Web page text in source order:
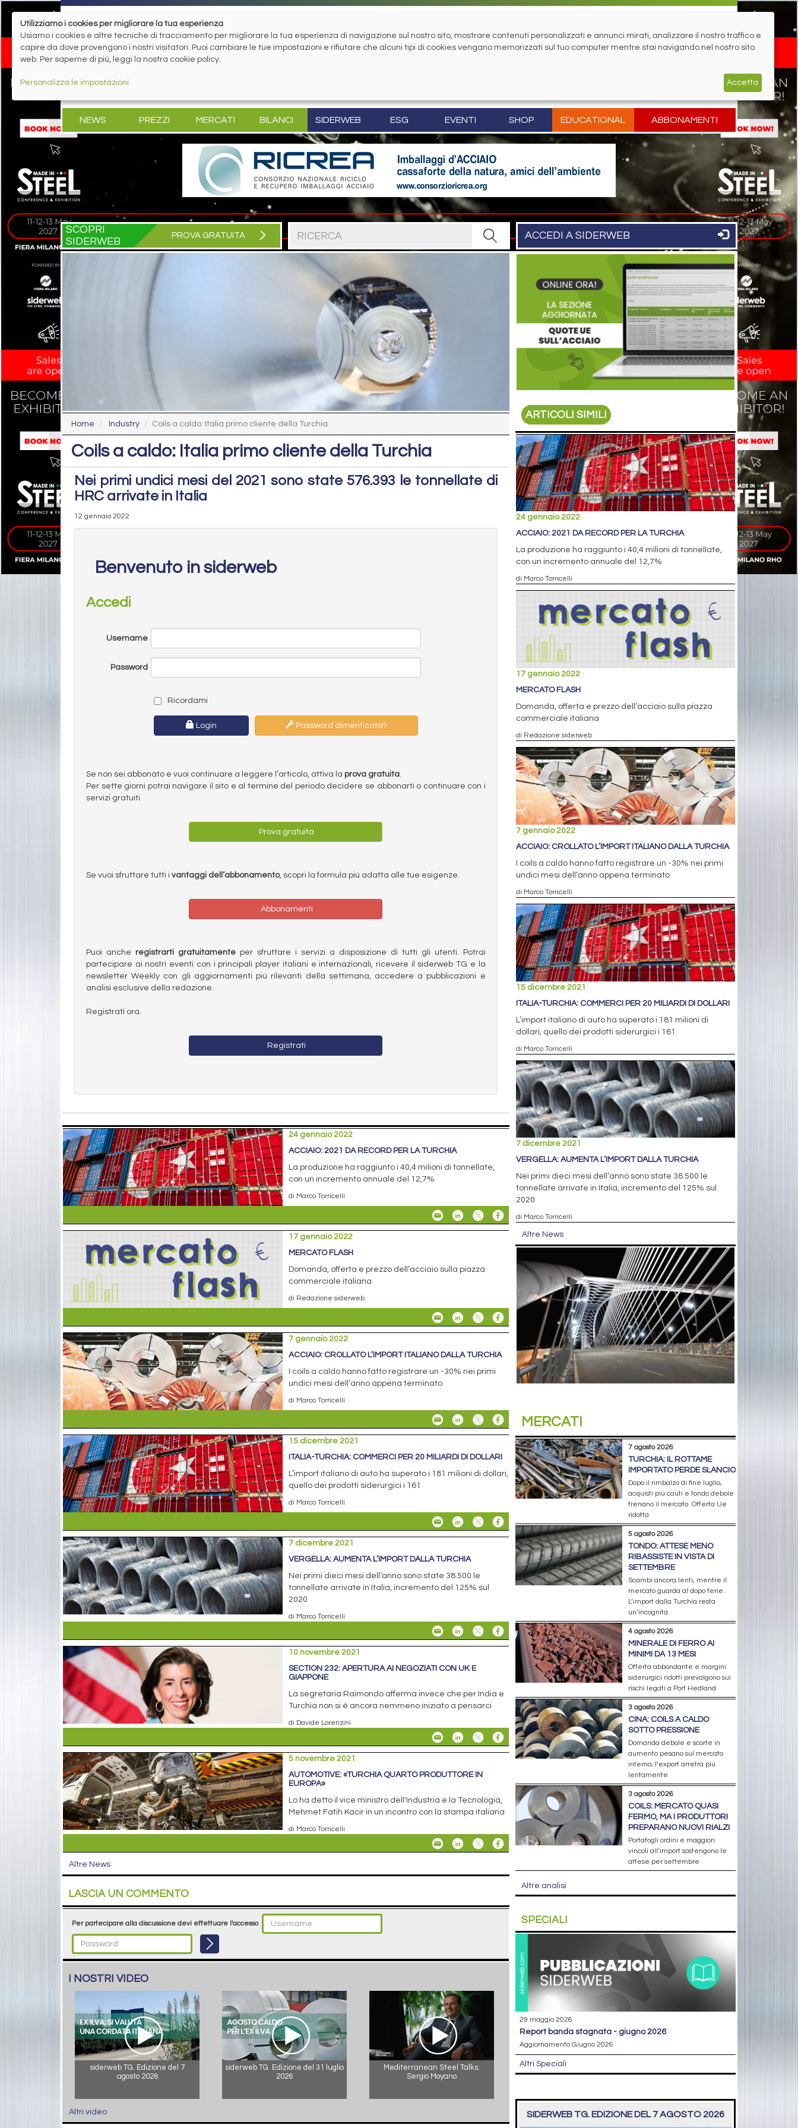
NEWS PREZZI MERCATI BILANCI SIDERWEB ESG EVENTI SHOP EDUCATIONAL ABBONAMENTI
SCOPRI
SIDERWEB
PROVA GRATUITA ACCEDI A SIDERWEB
Home Industry Coils a caldo: Italia primo cliente della Turchia
Coils a caldo: Italia primo cliente della Turchia
Nei primi undici mesi del 2021 sono state 576.393 le tonnellate di
HRC arrivate in Italia
12 gennaio 2022
Benvenuto in siderweb
Accedi
Username
Password
Ricordami
Login Password dimenticata?
Se non sei abbonato e vuoi continuare a leggere l’articolo, attiva la prova gratuita.
Per sette giorni potrai navigare il sito e al termine del periodo decidere se abbonarti o continuare con i
servizi gratuiti.
Prova gratuita
Se vuoi sfruttare tutti i vantaggi dell’abbonamento, scopri la formula più adatta alle tue esigenze.
Abbonamenti
Puoi anche registrarti gratuitamenteper sfruttare i servizi a disposizione di tutti gli utenti. Potrai
partecipare ai nostri eventi con i principali player italiani e internazionali, ricevere il siderweb TG e la
newsletter Weekly con gli aggiornamenti più rilevanti della settimana, accedere a pubblicazioni e
analisi esclusive della redazione.
Registrati ora.
Registrati
24 gennaio 2022
ACCIAIO: 2021 DA RECORD PER LA TURCHIA
La produzione ha raggiunto i 40,4 milioni di tonnellate,
con un incremento annuale del 12,7%
di Marco Torricelli
17 gennaio 2022
MERCATO FLASH
Domanda, offerta e prezzo dell’acciaio sulla piazza
commerciale italiana
di Redazione siderweb
7 gennaio 2022
ACCIAIO: CROLLATO L’IMPORT ITALIANO DALLA TURCHIA
I coils a caldo hanno fatto registrare un -30% nei primi
undici mesi dell’anno appena terminato
di Marco Torricelli
15 dicembre 2021
ITALIA-TURCHIA: COMMERCI PER 20 MILIARDI DI DOLLARI
L’import italiano di auto ha superato i 181 milioni di dollari,
quello dei prodotti siderurgici i 161
di Marco Torricelli
7 dicembre 2021
VERGELLA: AUMENTA L’IMPORT DALLA TURCHIA
Nei primi dieci mesi dell’anno sono state 38.500 le
tonnellate arrivate in Italia, incremento del 125% sul
2020
di Marco Torricelli
10 novembre 2021
SECTION 232: APERTURA AI NEGOZIATI CON UK E
GIAPPONE
La segretaria Raimondo afferma invece che per India e
Turchia non si è ancora nemmeno iniziato a pensarci
di Davide Lorenzini
5 novembre 2021
AUTOMOTIVE: «TURCHIA QUARTO PRODUTTORE IN
EUROPA»
Lo ha detto il vice ministro dell'Industria e la Tecnologia,
Mehmet Fatih Kacir in un incontro con la stampa italiana
di Marco Torricelli
Altre News
LASCIA UN COMMENTO
Per partecipare alla discussione devi effettuare l'accesso
I NOSTRI VIDEO
siderweb TG. Edizione del 7
agosto 2026
siderweb TG. Edizione del 31 luglio
2026
Mediterranean Steel Talks:
Sergio Moyano
Altri video
ARTICOLI SIMILI
24 gennaio 2022
ACCIAIO: 2021 DA RECORD PER LA TURCHIA
La produzione ha raggiunto i 40,4 milioni di tonnellate,
con un incremento annuale del 12,7%
di Marco Torricelli
17 gennaio 2022
MERCATO FLASH
Domanda, offerta e prezzo dell’acciaio sulla piazza
commerciale italiana
di Redazione siderweb
7 gennaio 2022
ACCIAIO: CROLLATO L’IMPORT ITALIANO DALLA TURCHIA
I coils a caldo hanno fatto registrare un -30% nei primi
undici mesi dell’anno appena terminato
di Marco Torricelli
15 dicembre 2021
ITALIA-TURCHIA: COMMERCI PER 20 MILIARDI DI DOLLARI
L’import italiano di auto ha superato i 181 milioni di
dollari, quello dei prodotti siderurgici i 161
di Marco Torricelli
7 dicembre 2021
VERGELLA: AUMENTA L’IMPORT DALLA TURCHIA
Nei primi dieci mesi dell’anno sono state 38.500 le
tonnellate arrivate in Italia, incremento del 125% sul
2020
di Marco Torricelli
Altre News
MERCATI
7 agosto 2026
TURCHIA: IL ROTTAME
IMPORTATO PERDE SLANCIO
Dopo il rimbalzo di fine luglio,
acquisti più cauti e tondo debole
frenano il mercato. Offerta Ue
ridotta
5 agosto 2026
TONDO: ATTESE MENO
RIBASSISTE IN VISTA DI
SETTEMBRE
Scambi ancora lenti, mentre il
mercato guarda al dopo ferie.
L’import dalla Turchia resta
un’incognita
4 agosto 2026
MINERALE DI FERRO AI
MINIMI DA 13 MESI
Offerta abbondante e margini
siderurgici ridotti prevalgono sui
rischi legati a Port Hedland
3 agosto 2026
CINA: COILS A CALDO
SOTTO PRESSIONE
Domanda debole e scorte in
aumento pesano sul mercato
interno; l’export arretra più
lentamente
3 agosto 2026
COILS: MERCATO QUASI
FERMO, MA I PRODUTTORI
PREPARANO NUOVI RIALZI
Portafogli ordini e maggiori
vincoli all’import sostengono le
attese per settembre
Altre analisi
SPECIALI
29 maggio 2026
report banda stagnata - giugno 2026
Aggiornamento Giugno 2026
Altri Speciali
SIDERWEB TG. EDIZIONE DEL 7 AGOSTO 2026
Utilizziamo i cookies per migliorare la tua esperienza
Usiamo i cookies e altre tecniche di tracciamento per migliorare la tua esperienza di navigazione sul nostro sito, mostrare contenuti personalizzati e annunci mirati, analizzare il nostro traffico e
capire da dove provengono i nostri visitatori. Puoi cambiare le tue impostazioni e rifiutare che alcuni tipi di cookies vengano memorizzati sul tuo computer mentre stai navigando nel nostro sito
web. Per saperne di più, leggi la nostra cookie policy.
Personalizza le impostazioni Accetta